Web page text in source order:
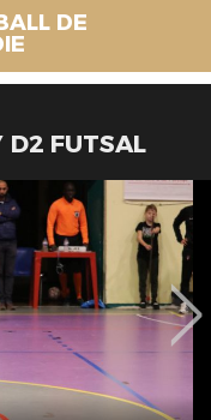
DE
D2 FUTSAL